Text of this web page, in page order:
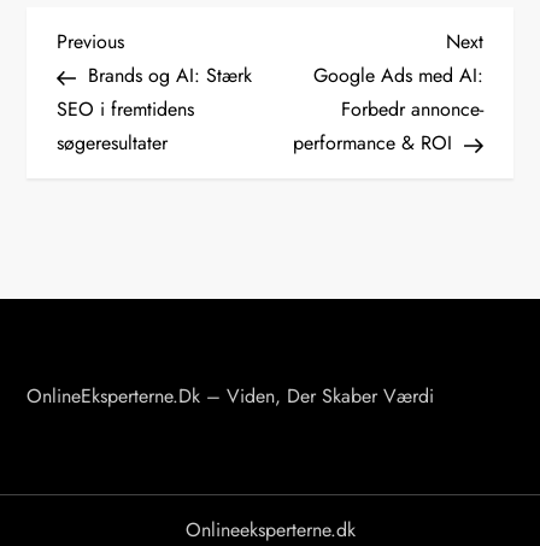
I
n
d
l
v
a
Previous
Post
Previous
Brands og AI: Stærk
SEO i fremtidens
søgeresultater
Next
Post
Next
Google Ads med AI:
Forbedr annonce-
performance & ROI
OnlineEksperterne.dk – Viden, Der Skaber Værdi
Onlineeksperterne.dk